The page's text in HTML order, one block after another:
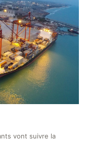
vont suivre la